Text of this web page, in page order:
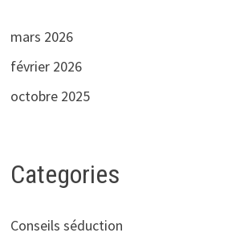
mars 2026
février 2026
octobre 2025
Categories
Conseils séduction